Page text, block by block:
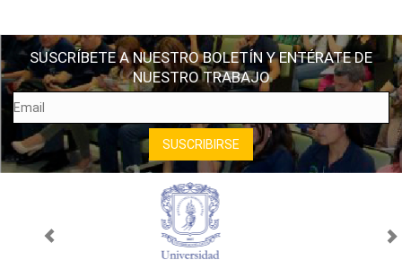
SUSCRÍBETE A NUESTRO BOLETÍN Y ENTÉRATE DE
NUESTRO TRABAJO